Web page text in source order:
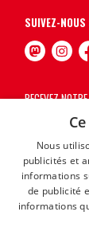
SUIVEZ-NOUS
RECEVEZ
Nous
publicités et
informations
de publicité
informations